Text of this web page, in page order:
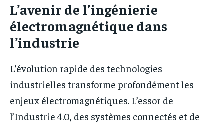
L’avenir de l’ingénierie
électromagnétique dans
l’industrie
L’évolution rapide des technologies
industrielles transforme profondément les
enjeux électromagnétiques. L’essor de
l’Industrie 4.0, des systèmes connectés et de